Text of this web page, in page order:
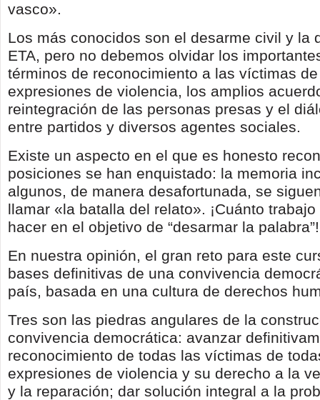
vasco».
Los más conocidos son el desarme civil y la
ETA, pero no debemos olvidar los
términos de reconocimiento a las víctimas
expresiones de violencia, los amplios
reintegración de las personas presas y el
entre partidos y diversos agentes sociales.
Existe un aspecto en el que es honesto
posiciones se han enquistado: la memoria
algunos, de manera desafortunada, se
llamar «la batalla del relato». ¡Cuánto
hacer en el objetivo de “desarmar la palabra”!
En nuestra opinión, el gran reto para este
bases definitivas de una convivencia
país, basada en una cultura de derechos
Tres son las piedras angulares de la
convivencia democrática: avanzar
reconocimiento de todas las víctimas de
expresiones de violencia y su derecho a la
y la reparación; dar solución integral a la